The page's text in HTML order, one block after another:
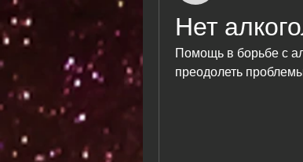
Нет
Помощь в борьбе с
преодолеть